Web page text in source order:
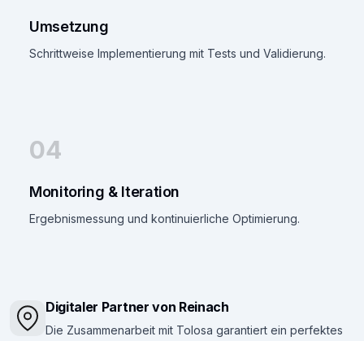
Umsetzung
Schrittweise Implementierung mit Tests und Validierung.
04
Monitoring & Iteration
Ergebnismessung und kontinuierliche Optimierung.
Digitaler Partner von Reinach
Die Zusammenarbeit mit Tolosa garantiert ein perfektes